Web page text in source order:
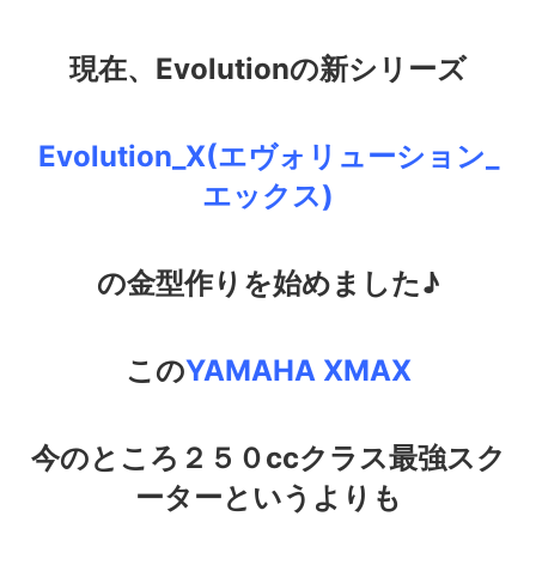
現在、Evolutionの新シリーズ
Evolution_X(エヴォリューション_
エックス)
の金型作りを始めました♪
このYAMAHA XMAX
今のところ２５０ccクラス最強スク
ーターというよりも